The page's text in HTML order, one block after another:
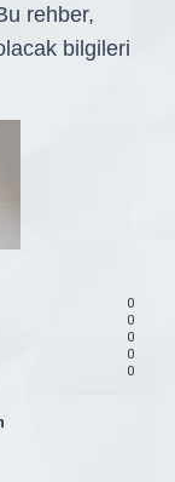
rehber,
bilgileri
0
0
0
0
0